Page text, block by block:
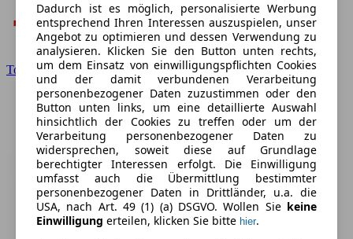
Toyota
Dadurch ist es möglich, personalisierte Werbung
entsprechend Ihren Interessen auszuspielen, unser
Angebot zu optimieren und dessen Verwendung zu
analysieren. Klicken Sie den Button unten rechts,
um dem Einsatz von einwilligungspflichten Cookies
und der damit verbundenen Verarbeitung
personenbezogener Daten zuzustimmen oder den
Button unten links, um eine detaillierte Auswahl
hinsichtlich der Cookies zu treffen oder um der
Verarbeitung personenbezogener Daten zu
widersprechen, soweit diese auf Grundlage
berechtigter Interessen erfolgt. Die Einwilligung
umfasst auch die Übermittlung bestimmter
personenbezogener Daten in Drittländer, u.a. die
USA, nach Art. 49 (1) (a) DSGVO. Wollen Sie keine
Einwilligung erteilen, klicken Sie bitte hier.